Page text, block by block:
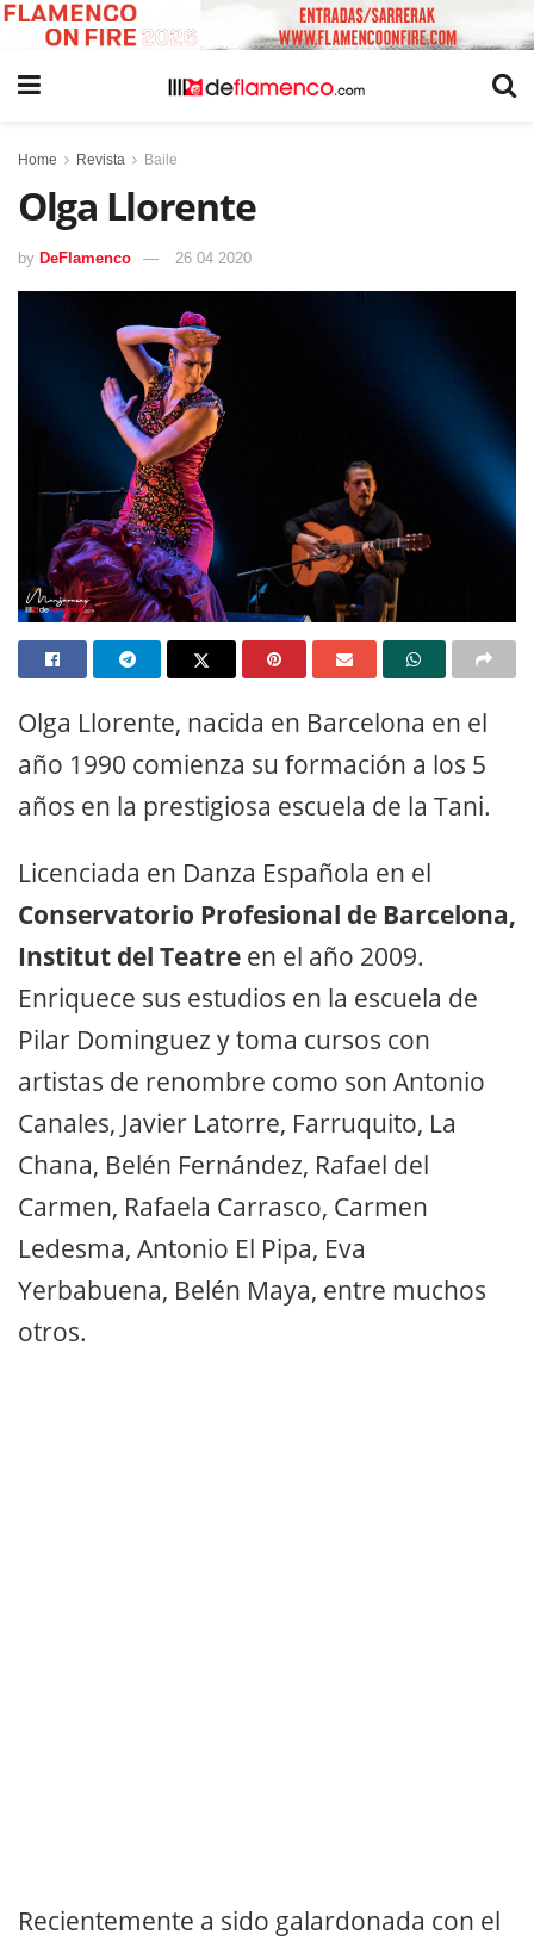
Home Revista Baile
Olga Llorente
by DeFlamenco 26 04 2020
Olga Llorente, nacida en Barcelona en el
año 1990 comienza su formación a los 5
años en la prestigiosa escuela de la Tani.
Licenciada en Danza Española en el
Conservatorio Profesional de Barcelona,
Institut del Teatre en el año 2009.
Enriquece sus estudios en la escuela de
Pilar Dominguez y toma cursos con
artistas de renombre como son Antonio
Canales, Javier Latorre, Farruquito, La
Chana, Belén Fernández, Rafael del
Carmen, Rafaela Carrasco, Carmen
Ledesma, Antonio El Pipa, Eva
Yerbabuena, Belén Maya, entre muchos
otros.
Recientemente a sido galardonada con el